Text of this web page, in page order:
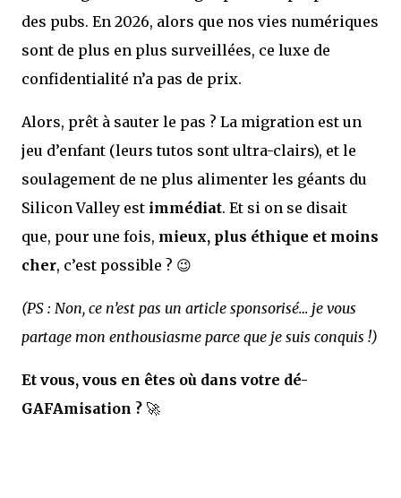
des pubs. En 2026, alors que nos vies numériques
sont de plus en plus surveillées, ce luxe de
confidentialité n’a pas de prix.
Alors, prêt à sauter le pas ? La migration est un
jeu d’enfant (leurs tutos sont ultra-clairs), et le
soulagement de ne plus alimenter les géants du
Silicon Valley est immédiat. Et si on se disait
que, pour une fois, mieux, plus éthique et moins
cher, c’est possible ? 😉
(PS : Non, ce n’est pas un article sponsorisé… je vous
partage mon enthousiasme parce que je suis conquis !)
Et vous, vous en êtes où dans votre dé-
GAFAmisation ? 🚀